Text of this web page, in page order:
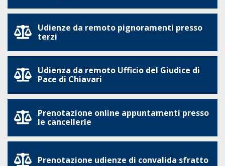
Udienze da remoto pignoramenti presso
terzi
Udienza da remoto Ufficio del Giudice di
Pace di Chiavari
Prenotazione online appuntamenti presso
le cancellerie
Prenotazione udienze di convalida sfratto